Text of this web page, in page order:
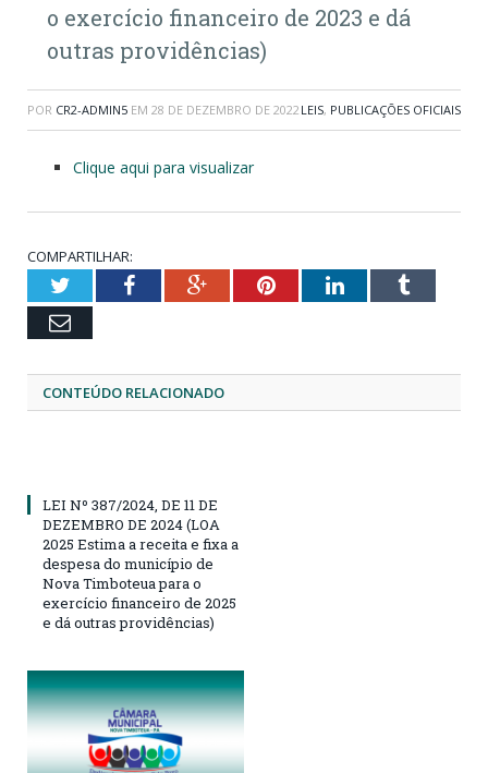
o exercício financeiro de 2023 e dá
outras providências)
POR CR2-ADMIN5 EM 28 DE DEZEMBRO DE 2022 LEIS, PUBLICAÇÕES OFICIAIS
Clique aqui para visualizar
COMPARTILHAR:
TwitterFacebookGoogle+PinterestLinkedInTumblr
Email
CONTEÚDO RELACIONADO
LEI Nº 387/2024, DE 11 DE
DEZEMBRO DE 2024 (LOA
2025 Estima a receita e fixa a
despesa do município de
Nova Timboteua para o
exercício financeiro de 2025
e dá outras providências)